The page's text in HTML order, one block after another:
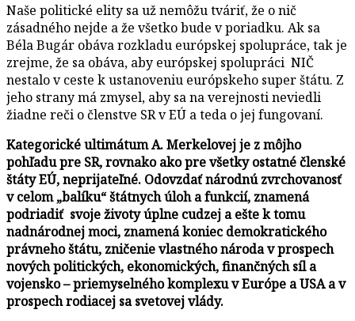
Naše politické elity sa už nemôžu tváriť, že o nič
zásadného nejde a že všetko bude v poriadku. Ak sa
Béla Bugár obáva rozkladu európskej spolupráce, tak je
zrejme, že sa obáva, aby európskej spolupráci NIČ
nestalo v ceste k ustanoveniu európskeho super štátu. Z
jeho strany má zmysel, aby sa na verejnosti neviedli
žiadne reči o členstve SR v EÚ a teda o jej fungovaní.
Kategorické ultimátum A. Merkelovej je z môjho
pohľadu pre SR, rovnako ako pre všetky ostatné členské
štáty EÚ, neprijateľné. Odovzdať národnú zvrchovanosť
v celom „balíku“ štátnych úloh a funkcií, znamená
podriadiť svoje životy úplne cudzej a ešte k tomu
nadnárodnej moci, znamená koniec demokratického
právneho štátu, zničenie vlastného národa v prospech
nových politických, ekonomických, finančných síl a
vojensko – priemyselného komplexu v Európe a USA a v
prospech rodiacej sa svetovej vlády.